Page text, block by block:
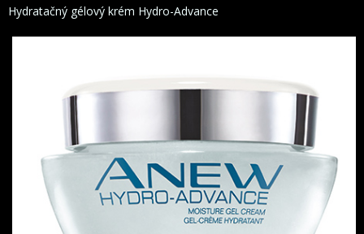
Hydratačný gélový krém Hydro-Advance